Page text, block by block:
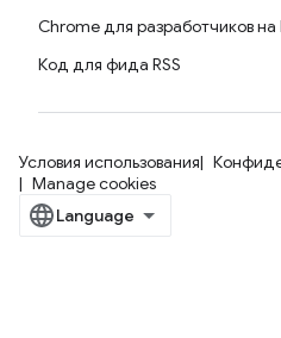
Chrome для разработчиков на
Код для фида RSS
Условия использования
Manage cookies